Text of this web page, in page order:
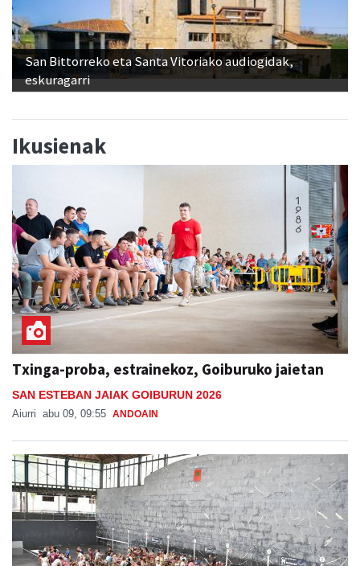
San Bittorreko eta Santa Vitoriako audiogidak,
eskuragarri
Ikusienak
Txinga-proba, estrainekoz, Goiburuko jaietan
SAN ESTEBAN JAIAK GOIBURUN 2026
Aiurri abu 09, 09:55 ANDOAIN